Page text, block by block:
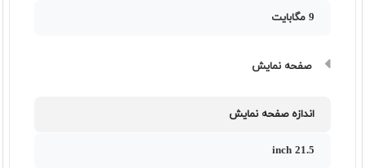
9 مگابایت
صفحه نمایش
اندازه صفحه نمایش
21.5 inch